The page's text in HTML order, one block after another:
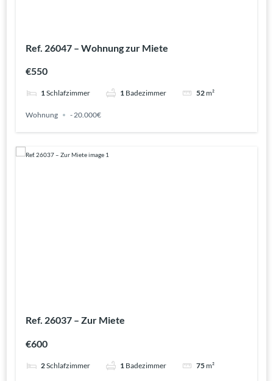
Ref. 26047 – Wohnung zur Miete
€550
1Schlafzimmer 1 Badezimmer 52m²
Wohnung - 20.000€
Ref. 26037 – Zur Miete
€600
2Schlafzimmer 1 Badezimmer 75m²